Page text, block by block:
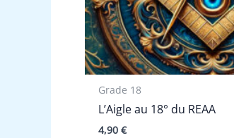
Grade 18
L’Aigle au 18° du REAA
4,90€